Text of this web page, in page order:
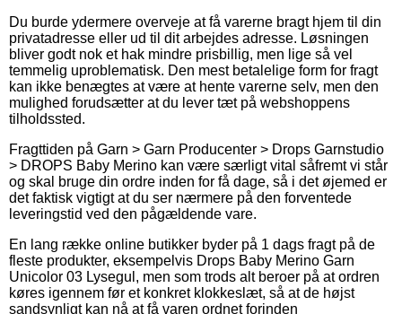
Du burde ydermere overveje at få varerne bragt hjem til din
privatadresse eller ud til dit arbejdes adresse. Løsningen
bliver godt nok et hak mindre prisbillig, men lige så vel
temmelig uproblematisk. Den mest betalelige form for fragt
kan ikke benægtes at være at hente varerne selv, men den
mulighed forudsætter at du lever tæt på webshoppens
tilholdssted.
Fragttiden på Garn > Garn Producenter > Drops Garnstudio
> DROPS Baby Merino kan være særligt vital såfremt vi står
og skal bruge din ordre inden for få dage, så i det øjemed er
det faktisk vigtigt at du ser nærmere på den forventede
leveringstid ved den pågældende vare.
En lang række online butikker byder på 1 dags fragt på de
fleste produkter, eksempelvis Drops Baby Merino Garn
Unicolor 03 Lysegul, men som trods alt beroer på at ordren
køres igennem før et konkret klokkeslæt, så at de højst
sandsynligt kan nå at få varen ordnet forinden